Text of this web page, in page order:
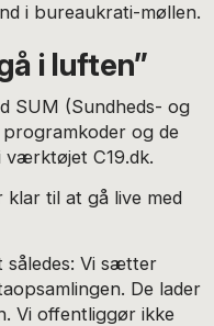
i bureaukrati-møllen.
i luften”
SUM (Sundheds- og
og de
værktøjet C19.dk.
klar til at gå live med
således: Vi sætter
De lader
Vi offentliggør ikke